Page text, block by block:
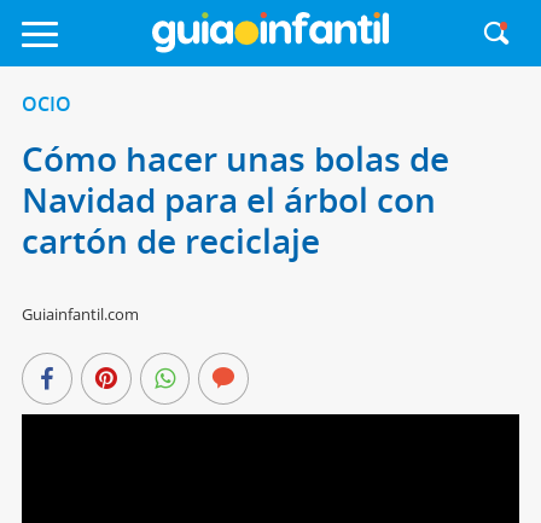
OCIO
Cómo hacer unas bolas de
Navidad para el árbol con
cartón de reciclaje
Guiainfantil.com